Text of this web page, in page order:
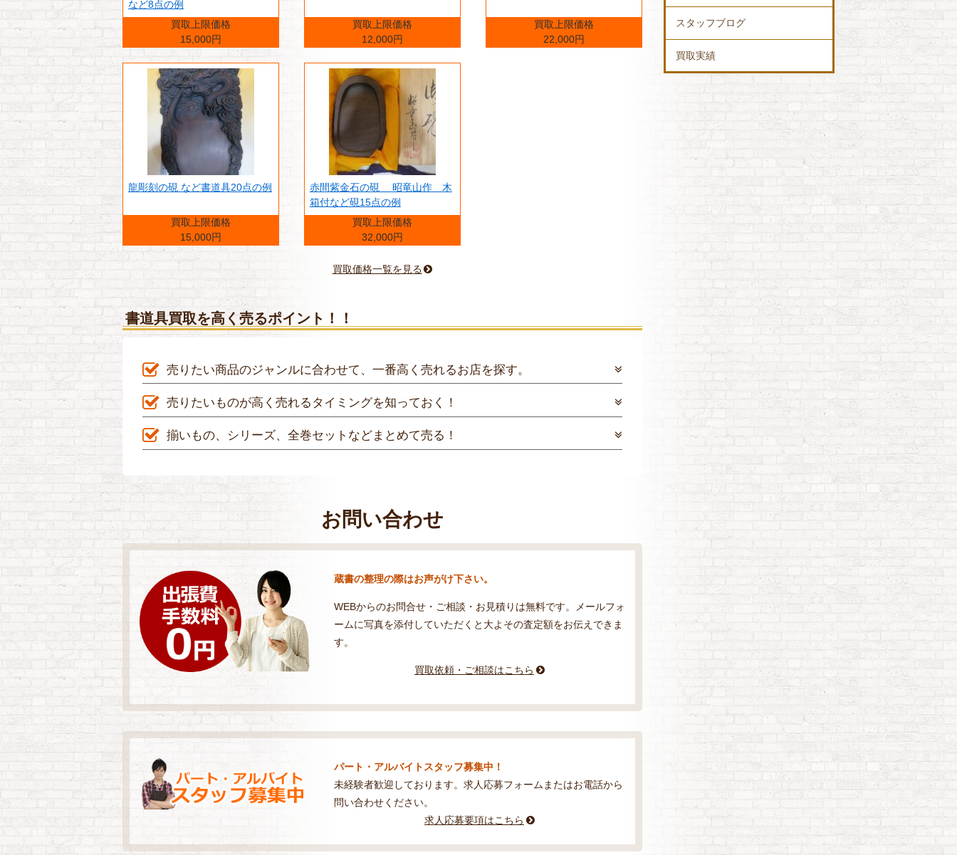
など8点の例
買取上限価格
15,000円
買取上限価格
12,000円
買取上限価格
22,000円
龍彫刻の硯 など書道具20点の例
買取上限価格
15,000円
赤間紫金石の硯 昭竜山作 木
箱付など硯15点の例
買取上限価格
32,000円
買取価格一覧を見る
書道具買取を高く売るポイント！！
売りたい商品のジャンルに合わせて、一番高く売れるお店を探す。
売りたいものが高く売れるタイミングを知っておく！
揃いもの、シリーズ、全巻セットなどまとめて売る！
お問い合わせ
蔵書の整理の際はお声がけ下さい。
WEBからのお問合せ・ご相談・お見積りは無料です。メールフォ
ームに写真を添付していただくと大よその査定額をお伝えできま
す。
買取依頼・ご相談はこちら
パート・アルバイトスタッフ募集中！
未経験者歓迎しております。求人応募フォームまたはお電話から
問い合わせください。
求人応募要項はこちら
スタッフブログ
買取実績